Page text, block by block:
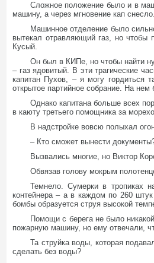
Сложное положение было и в
машину, а через мгновение кап
Машинное отделение было
вытекал отравляющий газ, но чтобы
Кусый.
Он был в КИПе, но чтобы найти
– газ ядовитый. В эти трагические
капитан Пухов, – я могу гордиться
открытое партийное собрание. На
Однако капитана больше всех
в каюту третьего помощника за
В надстройке вовсю полыхал
– Кто сможет вынести
Вызвались многие, но Виктор
Обвязав голову мокрым
Темнело. Сумерки в тропиках
контейнера – а в каждом по 260
бомбы образуется струя высокой
Помощи с берега не было
пожарную машину, но ему отвечали,
Та струйка воды, которая
сделать без воды?